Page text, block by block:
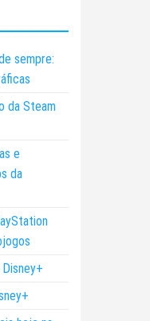
sempre:
da Steam
e
da